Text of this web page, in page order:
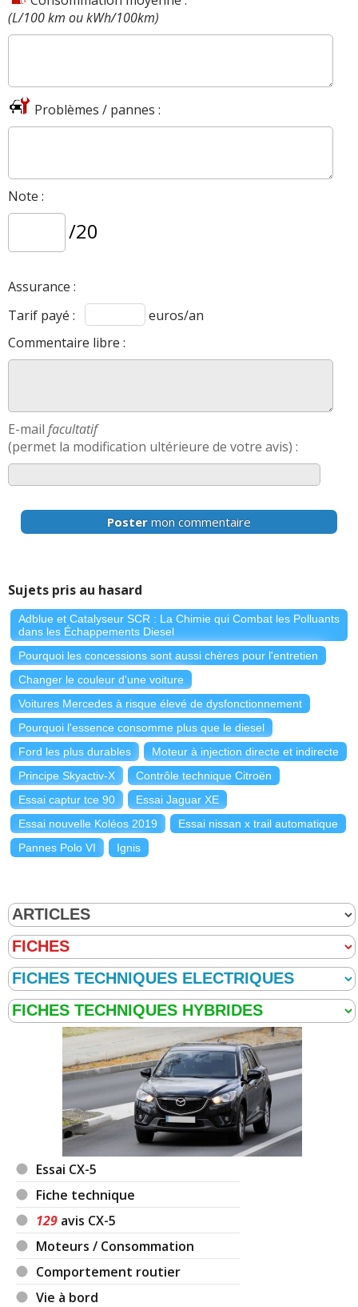
(L/100 km ou kWh/100km)
Problèmes / pannes :
Note :
/20
Assurance :
Tarif payé :
euros/an
Commentaire libre :
E-mail facultatif
(permet la modification ultérieure de votre avis) :
Poster mon commentaire
Sujets pris au hasard
Adblue et Catalyseur SCR : La Chimie qui Combat les Polluants
dans les Échappements Diesel
Pourquoi les concessions sont aussi chères pour l'entretien
Changer le couleur d'une voiture
Voitures Mercedes à risque élevé de dysfonctionnement
Pourquoi l'essence consomme plus que le diesel
Ford les plus durables
Moteur à injection directe et indirecte
Principe Skyactiv-X
Contrôle technique Citroën
Essai captur tce 90
Essai Jaguar XE
Essai nouvelle Koléos 2019
Essai nissan x trail automatique
Pannes Polo VI
Ignis
Essai CX-5
Fiche technique
129 avis CX-5
Moteurs / Consommation
Comportement routier
Vie à bord